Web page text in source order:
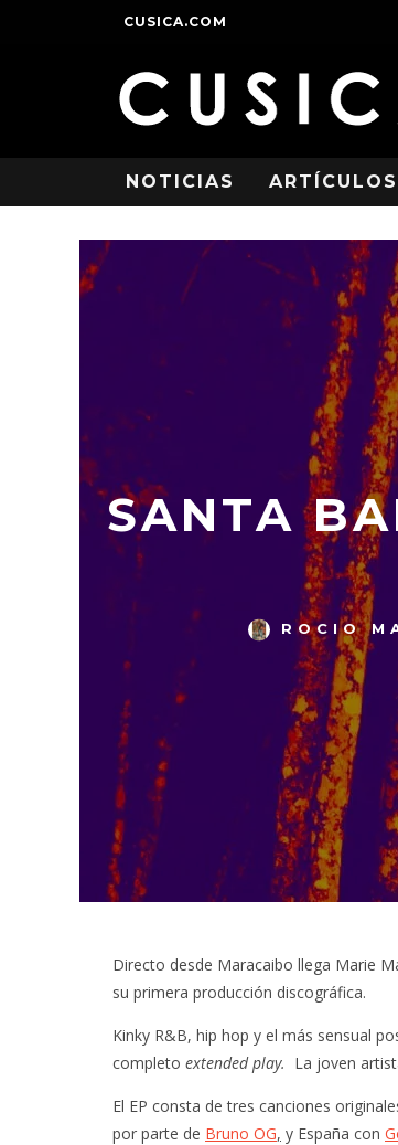
CUSICA.COM
NOTICIAS ARTÍCULOS
SANTA
ROCIO
Directo desde Maracaibo llega Marie
su primera producción discográfica.
Kinky R&B, hip hop y el más sensual
completo extended play. La joven
El EP consta de tres canciones
por parte de Bruno OG, y España con